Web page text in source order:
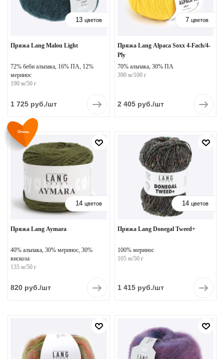
13 цветов
Пряжа Lang Malou Light
72% беби альпака, 16% ПА, 12%
меринос
190 м/50 г
1 725 руб./шт
7 цветов
Пряжа Lang Alpaca Soxx 4-Fach/4-
Ply
70% альпака, 30% ПА
390 м/100 г
2 405руб./шт
Огонь
14 цветов
Пряжа Lang Aymara
40% альпака, 30% меринос, 30%
вискоза
135 м/50 г
820 руб./шт
14 цветов
Пряжа Lang Donegal Tweed+
100% меринос
105 м/50 г
1 415руб./шт